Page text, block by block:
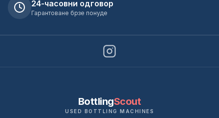
24-часовни одговор
Гарантоване брзе понуде
BottlingScout
USED BOTTLING MACHINES